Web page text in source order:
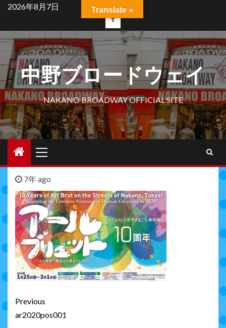
Skip
content
2026年8月7日
facebook
中野ブロードウェイ
NAKANO BROADWAY OFFICIAL SITE
Menu
7年 ago
Continue
Reading
Previous
ar2020pos001
Translate »